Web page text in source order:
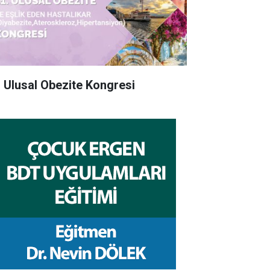
Ulusal Obezite Kongresi